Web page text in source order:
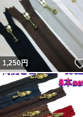
1,250円